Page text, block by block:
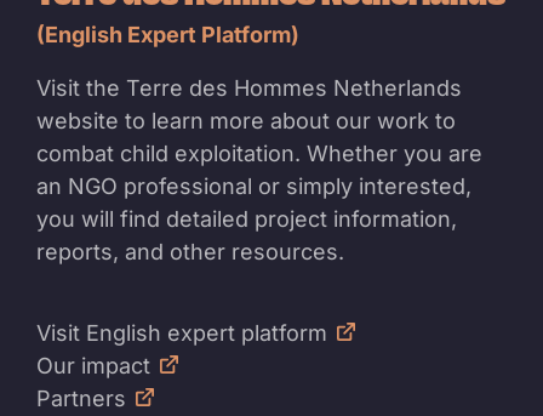
(English Expert Platform)
Visit the Terre des Hommes Netherlands
website to learn more about our work to
combat child exploitation. Whether you are
an NGO professional or simply interested,
you will find detailed project information,
reports, and other resources.
Visit English expert platform
Our impact
Partners